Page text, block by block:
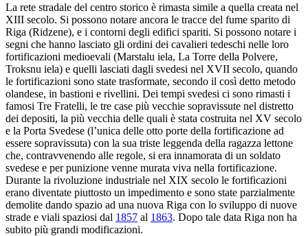
La rete stradale del centro storico è rimasta simile a quella creata nel
XIII secolo. Si possono notare ancora le tracce del fume sparito di
Riga (Ridzene), e i contorni degli edifici spariti. Si possono notare i
segni che hanno lasciato gli ordini dei cavalieri tedeschi nelle loro
fortificazioni medioevali (Marstalu iela, La Torre della Polvere,
Troksnu iela) e quelli lasciati dagli svedesi nel XVII secolo, quando
le fortificazioni sono state trasformate, secondo il così detto metodo
olandese, in bastioni e rivellini. Dei tempi svedesi ci sono rimasti i
famosi Tre Fratelli, le tre case più vecchie sopravissute nel distretto
dei depositi, la più vecchia delle quali è stata costruita nel XV secolo
e la Porta Svedese (l’unica delle otto porte della fortificazione ad
essere sopravissuta) con la sua triste leggenda della ragazza lettone
che, contravvenendo alle regole, si era innamorata di un soldato
svedese e per punizione venne murata viva nella fortificazione.
Durante la rivoluzione industriale nel XIX secolo le fortificazioni
erano diventate piuttosto un impedimento e sono state parzialmente
demolite dando spazio ad una nuova Riga con lo sviluppo di nuove
strade e viali spaziosi dal 1857 al 1863. Dopo tale data Riga non ha
subito più grandi modificazioni.